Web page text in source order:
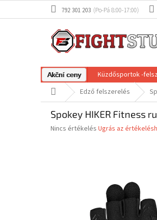
792 301 203
Akční ceny Küzdősportok -
KezdőlapEdző felszerelés
Spokey HIKER Fitness
A
Nincs értékelés Ugrás az